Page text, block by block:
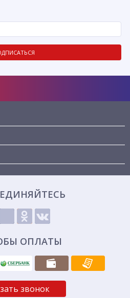
ОПЛАТЫ
звонок